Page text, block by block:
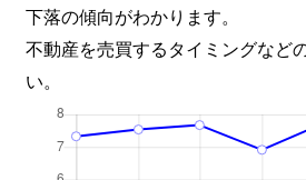
下落の傾向がわかります。
不動産を売買するタイミングなど
い。